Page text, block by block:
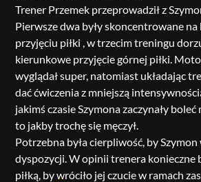
Trener Przemek przeprowadził z
Pierwsze dwa były skoncentrowane
przyjęciu piłki , w trzecim treningu
kierunkowe przyjęcie górnej piłki.
wyglądał super, natomiast układając
dać ćwiczenia z mniejszą
jakimś czasie Szymona zaczynały
to jakby trochę się męczył.
Potrzebna była cierpliwość, by
dyspozycji. W opinii trenera konieczne
piłką, by wróciło jej czucie w ramach